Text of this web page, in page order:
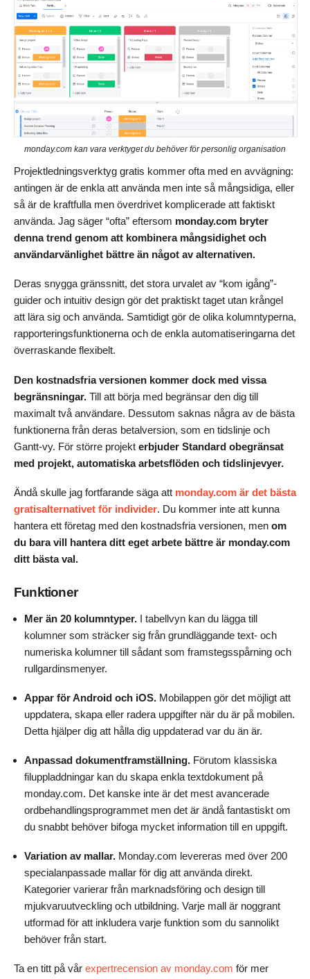
monday.com kan vara verktyget du behöver för personlig organisation
Projektledningsverktyg gratis kommer ofta med en avvägning:
antingen är de enkla att använda men inte så mångsidiga, eller
så är de kraftfulla men överdrivet komplicerade att faktiskt
använda. Jag säger “ofta” eftersom monday.com bryter
denna trend genom att kombinera mångsidighet och
användarvänlighet bättre än något av alternativen.
Deras snygga gränssnitt, det stora urvalet av “kom igång”-
guider och intuitiv design gör det praktiskt taget utan krångel
att lära sig och använda. Samtidigt gör de olika kolumntyperna,
rapporteringsfunktionerna och de enkla automatiseringarna det
överraskande flexibelt.
Den kostnadsfria versionen kommer dock med vissa
begränsningar. Till att börja med begränsar den dig till
maximalt två användare. Dessutom saknas några av de bästa
funktionerna från deras betalversion, som en tidslinje och
Gantt-vy. För större projekt erbjuder Standard obegränsat
med projekt, automatiska arbetsflöden och tidslinjevyer.
Ändå skulle jag fortfarande säga att monday.com är det bästa
gratisalternativet för individer. Du kommer inte att kunna
hantera ett företag med den kostnadsfria versionen, men om
du bara vill hantera ditt eget arbete bättre är monday.com
ditt bästa val.
Funktioner
Mer än 20 kolumntyper. I tabellvyn kan du lägga till
kolumner som sträcker sig från grundläggande text- och
numeriska kolumner till sådant som framstegsspårning och
rullgardinsmenyer.
Appar för Android och iOS. Mobilappen gör det möjligt att
uppdatera, skapa eller radera uppgifter när du är på mobilen.
Detta hjälper dig att hålla dig uppdaterad var du än är.
Anpassad dokumentframställning. Förutom klassiska
filuppladdningar kan du skapa enkla textdokument på
monday.com. Det kanske inte är det mest avancerade
ordbehandlingsprogrammet men det är ändå fantastiskt om
du snabbt behöver bifoga mycket information till en uppgift.
Variation av mallar. Monday.com levereras med över 200
specialanpassade mallar för dig att använda direkt.
Kategorier varierar från marknadsföring och design till
mjukvaruutveckling och utbildning. Varje mall är noggrant
utformad för att inkludera varje funktion som du sannolikt
behöver från start.
Ta en titt på vår expertrecension av monday.com för mer